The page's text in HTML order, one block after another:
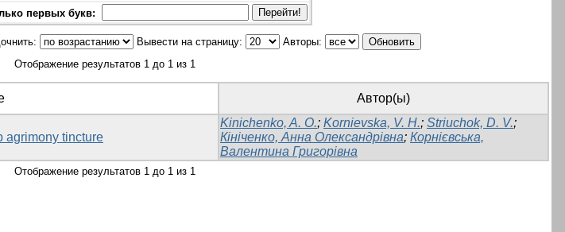
первых букв:
Вывести на страницу:
Авторы:
Отображение результатов 1 до 1 из 1
Автор(ы)
agrimony tincture
Kinichenko, A. O.; Kornievska, V. H.; Striuchok, D. V.;
Кініченко, Анна Олександрівна; Корнієвська,
Валентина Григорівна
Отображение результатов 1 до 1 из 1